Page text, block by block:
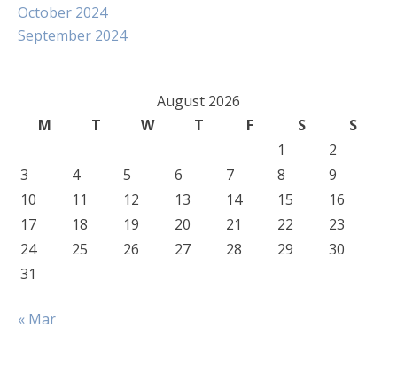
October 2024
September 2024
August 2026
M
T W T F S
S
1
2
3
4 5 6 7 8
9
10
11 12 13 14 15
16
17
18 19 20 21 22
23
24
25 26 27 28 29
30
31
« Mar